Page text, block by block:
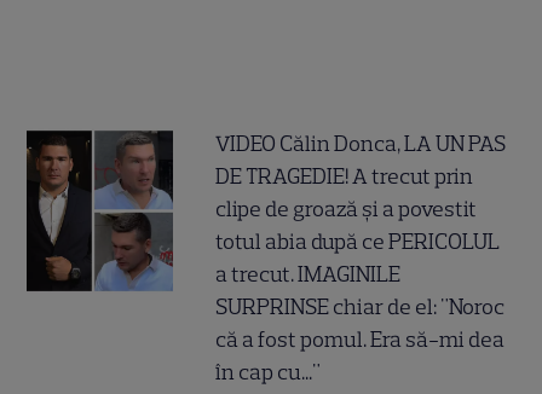
VIDEO Călin Donca, LA UN PAS
DE TRAGEDIE! A trecut prin
clipe de groază și a povestit
totul abia după ce PERICOLUL
a trecut. IMAGINILE
SURPRINSE chiar de el: "Noroc
că a fost pomul. Era să-mi dea
în cap cu..."